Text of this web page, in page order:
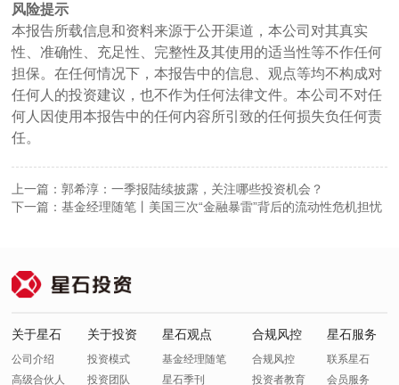
风险提示
本报告所载信息和资料来源于公开渠道，本公司对其真实
性、准确性、充足性、完整性及其使用的适当性等不作任何
担保。在任何情况下，本报告中的信息、观点等均不构成对
任何人的投资建议，也不作为任何法律文件。本公司不对任
何人因使用本报告中的任何内容所引致的任何损失负任何责
任。
上一篇：郭希淳：一季报陆续披露，关注哪些投资机会？
下一篇：基金经理随笔丨美国三次“金融暴雷”背后的流动性危机担忧
关于星石
公司介绍
高级合伙人
关于投资
投资模式
投资团队
星石观点
基金经理随笔
星石季刊
合规风控
合规风控
投资者教育
星石服务
联系星石
会员服务